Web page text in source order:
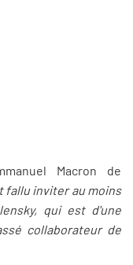
Macron de
fallu inviter au moins
qui est d'une
collaborateur de